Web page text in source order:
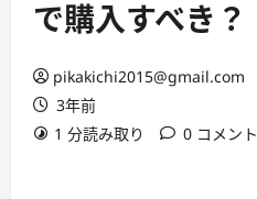
で購入すべき？
pikakichi2015@gmail.com
3年前
1 分読み取り
0 コメント